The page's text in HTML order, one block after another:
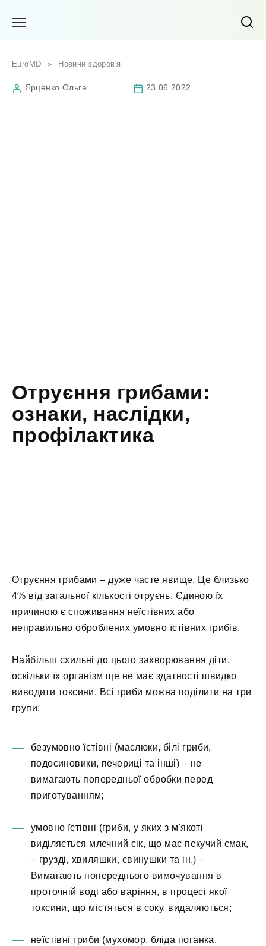
EuroMD » Новини здоров'я
Ярценко Ольга 23.06.2022
Отруєння грибами:
ознаки, наслідки,
профілактика
Отруєння грибами – дуже часте явище. Це близько
4% від загальної кількості отруєнь. Єдиною їх
причиною є споживання неїстівних або
неправильно оброблених умовно їстівних грибів.
Найбільш схильні до цього захворювання діти,
оскільки їх організм ще не має здатності швидко
виводити токсини. Всі гриби можна поділити на три
групи:
безумовно їстівні (маслюки, білі гриби,
подосиновики, печериці та інші) – не
вимагають попередньої обробки перед
приготуванням;
умовно їстівні (гриби, у яких з м'якоті
виділяється млечний сік, що має пекучий смак,
– грузді, хвиляшки, свинушки та ін.) –
Вимагають попереднього вимочування в
проточній воді або варіння, в процесі якої
токсини, що містяться в соку, видаляються;
неїстівні гриби (мухомор, бліда поганка,